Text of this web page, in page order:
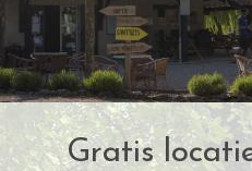
Gratis